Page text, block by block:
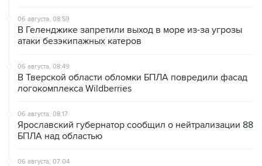
06 августа, 08:59
В Геленджике запретили выход в море из-за угрозы
атаки безэкипажных катеров
06 августа, 08:49
В Тверской области обломки БПЛА повредили фасад
логокомплекса Wildberries
06 августа, 08:17
Ярославский губернатор сообщил о нейтрализации 88
БПЛА над областью
06 августа, 07:04